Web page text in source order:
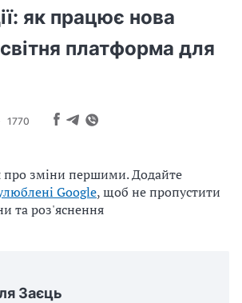
як працює нова
платформа для
1770
про зміни першими. Додайте
Google, щоб не пропустити
та роз'яснення
Заєць